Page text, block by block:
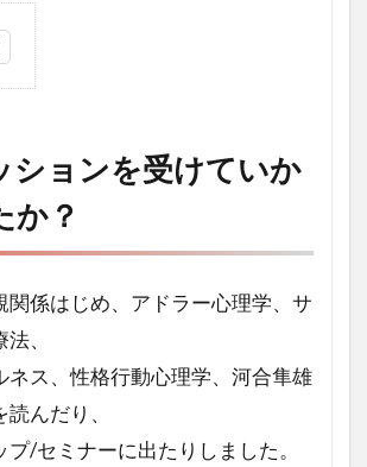
ションを受けていか
か？
関係はじめ、アドラー心理学、サ
、
ネス、性格行動心理学、河合隼雄
んだり、
プ/セミナーに出たりしました。